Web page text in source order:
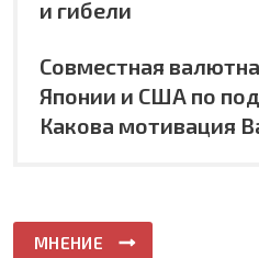
и гибели
Совместная
Японии и США по
Какова мотивация
МНЕНИЕ